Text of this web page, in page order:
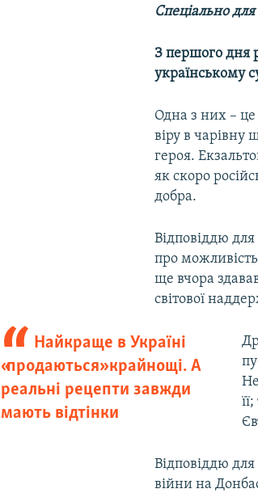
Спеціально
З першого дня
українському
Одна з них –
віру в чарівну
героя.
як скоро
добра.
Відповіддю
про
ще вчора
світової
Найкраще в Україні
«продаються» крайнощі. А
реальні рецепти завжди
мають відтінки
Відповіддю
війни на